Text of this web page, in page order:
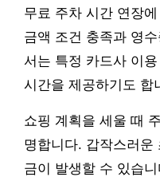
무료 주차 시간 연장
금액 조건 충족과 영
서는 특정 카드사 이
시간을 제공하기도 합
쇼핑 계획을 세울 때
명합니다. 갑작스러운
금이 발생할 수 있습